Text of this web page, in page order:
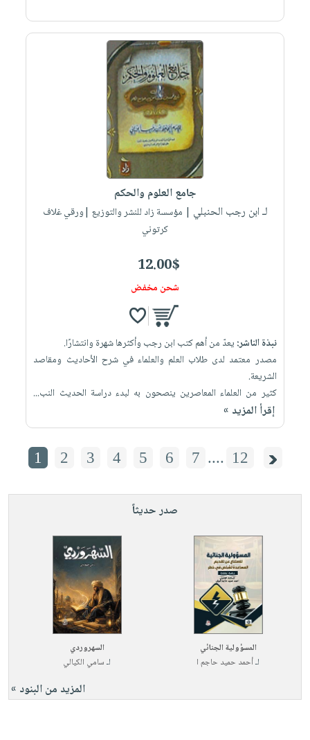
جامع العلوم والحكم
لـ ابن رجب الحنبلي | مؤسسة زاد للنشر والتوزيع |ورقي غلاف
كرتوني
12.00$
شحن مخفض
نبذة الناشر: يعدّ من أهم كتب ابن رجب وأكثرها شهرة وانتشارًا.
مصدر معتمد لدى طلاب العلم والعلماء في شرح الأحاديث ومقاصد
الشريعة.
كثير من العلماء المعاصرين ينصحون به لبدء دراسة الحديث النب...
إقرأ المزيد »
1 2 3 4 5 6 7 .... 12
صدر حديثاً
المسؤولية الجنائي
لـأحمد حميد حاجم ا
السهروردي
لـسامي الكيالي
المزيد من البنود »